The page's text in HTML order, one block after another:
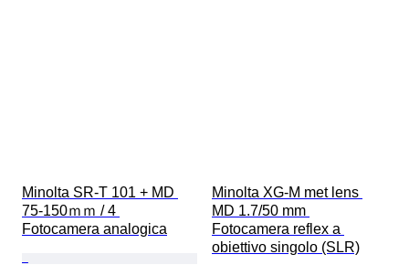
Minolta SR-T 101 + MD
75-150ｍｍ / 4
Fotocamera analogica
Minolta XG-M met lens
MD 1.7/50 mm
Fotocamera reflex a
obiettivo singolo (SLR)